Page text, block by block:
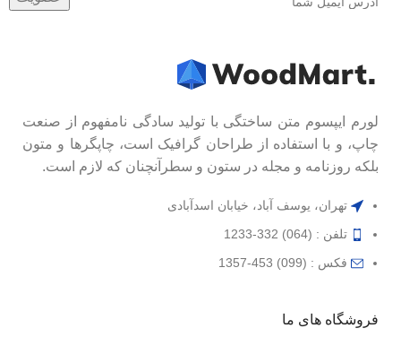
لورم ایپسوم متن ساختگی با تولید سادگی نامفهوم از صنعت
چاپ، و با استفاده از طراحان گرافیک است، چاپگرها و متون
بلکه روزنامه و مجله در ستون و سطرآنچنان که لازم است.
تهران، یوسف آباد، خیابان اسدآبادی
تلفن : (064) 332-1233
فکس : (099) 453-1357
فروشگاه های ما